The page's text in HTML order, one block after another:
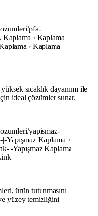
pfa-
Kaplama › Kaplama
› Kaplama
sıcaklık dayanımı ile
ideal çözümler sunar.
yapismaz-
Yapışmaz Kaplama ›
|-Yapışmaz Kaplama
ürün tutunmasını
yüzey temizliğini